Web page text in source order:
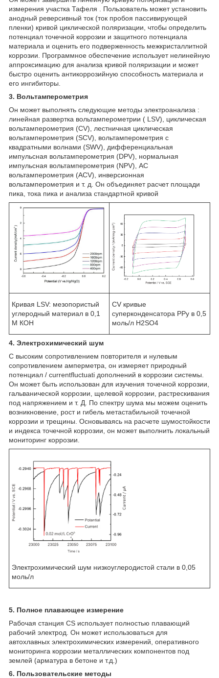
измерения участка Тафеля . Пользователь может установить
анодный реверсивный ток (ток пробоя пассивирующей
пленки) кривой циклической поляризации, чтобы определить
потенциал точечной коррозии и защитного потенциала
материала и оценить его подверженность межкристаллитной
коррозии. Программное обеспечение использует нелинейную
аппроксимацию для анализа кривой поляризации и может
быстро оценить антикоррозийную способность материала и
его ингибиторы.
3. Вольтамперометрия
Он может выполнять следующие методы электроанализа :
линейная развертка вольтамперометрии ( LSV), циклическая
вольтамперометрия (CV), лестничная циклическая
вольтамперометрия (SCV), вольтамперометрия с
квадратными волнами (SWV), дифференциальная
импульсная вольтамперометрия (DPV), нормальная
импульсная вольтамперометрия (NPV), AC
вольтамперометрия (ACV), инверсионная
вольтамперометрия и т. д. Он объединяет расчет площади
пика, тока пика и анализа стандартной кривой
Кривая LSV: мезопористый
углеродный материал в 0,1
М КОН
CV кривые
суперконденсатора PPy в 0,5
моль/л H2SO4
4. Электрохимический шум
С высоким сопротивлением повторителя и нулевым
сопротивлением амперметра, он измеряет природный
потенциал / currentfluctuati дополнений в коррозии системы.
Он может быть использован для изучения точечной коррозии,
гальванической коррозии, щелевой коррозии, растрескивания
под напряжением и т. Д. По спектру шума мы можем оценить
возникновение, рост и гибель метастабильной точечной
коррозии и трещины. Основываясь на расчете шумостойкости
и индекса точечной коррозии, он может выполнить локальный
мониторинг коррозии.
Электрохимический шум низкоуглеродистой стали в 0,05
моль/л
5. Полное плавающее измерение
Рабочая станция CS использует полностью плавающий
рабочий электрод. Он может использоваться для
автохлавных электрохимических измерений, оперативного
мониторинга коррозии металлических компонентов под
землей (арматура в бетоне и т.д.)
6. Пользовательские методы